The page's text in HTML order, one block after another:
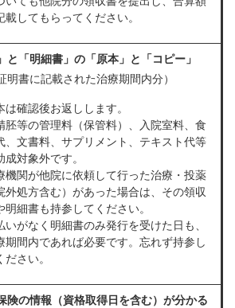
載してもらってください。
と「明細書」の「原本」と「コピー」
明書に記載された治療期間内分）
は確認後お返しします。
胚等の管理料（保管料）、入院室料、食
、文書料、サプリメント、テキスト代等
成対象外です。
機関が他院に依頼して行った治療・投薬
外処方含む）があった場合は、その領収
明細書も持参してください。
いがなく明細書のみ発行を受けた日も、
期間内であれば必要です。忘れず持参し
ださい。
険の情報（資格取得日を含む）が分かる